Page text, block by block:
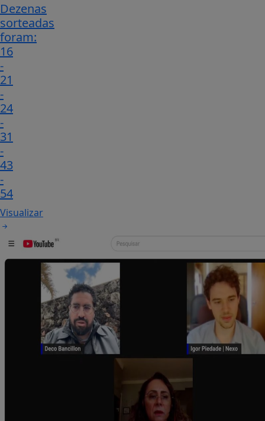
Dezenas
sorteadas
foram:
16
-
21
-
24
-
31
-
43
-
54
Visualizar